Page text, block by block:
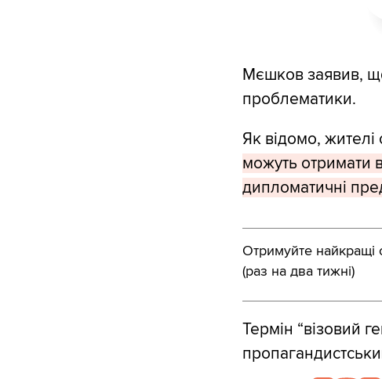
Мєшков заявив,
проблематики.
Як відомо,
можуть отримати
дипломатичні
Отримуйте найкращі
(раз на два тижні)
Термін “візовий